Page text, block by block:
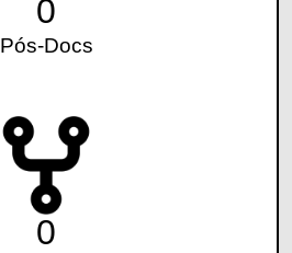
0
Pós-Docs
0